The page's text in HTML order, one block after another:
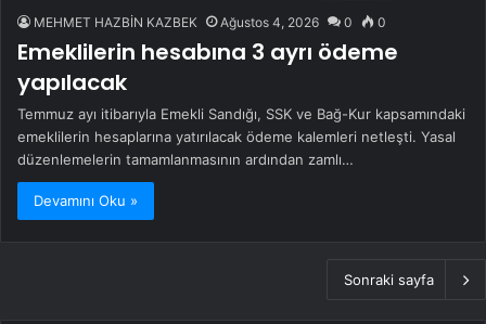
MEHMET HAZBİN KAZBEK Ağustos 4, 2026 0 0
Emeklilerin hesabına 3 ayrı ödeme
yapılacak
Temmuz ayı itibarıyla Emekli Sandığı, SSK ve Bağ-Kur kapsamındaki
emeklilerin hesaplarına yatırılacak ödeme kalemleri netleşti. Yasal
düzenlemelerin tamamlanmasının ardından zamlı…
Devamını Oku »
Sonraki sayfa